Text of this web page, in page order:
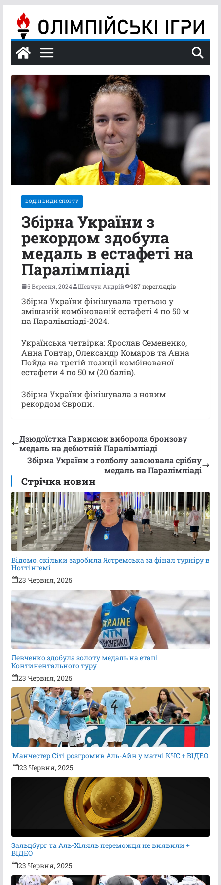
вмісту
ВОДНІ ВИДИ СПОРТУ
Збірна України з
рекордом здобула
медаль в естафеті на
Паралімпіаді
5 Вересня, 2024 Шевчук Андрій 987 переглядів
Збірна України фінішувала третьою у
змішаній комбінованій естафеті 4 по 50 м
на Паралімпіаді-2024.
Українська четвірка: Ярослав Семененко,
Анна Гонтар, Олександр Комаров та Анна
Пойда на третій позиції комбінованої
естафети 4 по 50 м (20 балів).
Збірна України фінішувала з новим
рекордом Європи.
Дзюдоїстка Гаврисюк виборола бронзову
медаль на дебютній Паралімпіаді
Збірна України з голболу завоювала срібну
медаль на Паралімпіаді
Стрічка новин
Відомо, скільки заробила Ястремська за фінал турніру в
Ноттінгемі
23 Червня, 2025
Левченко здобула золоту медаль на етапі
Континентального туру
23 Червня, 2025
Манчестер Сіті розгромив Аль-Айн у матчі КЧС + ВІДЕО
23 Червня, 2025
Зальцбург та Аль-Хіляль переможця не виявили +
ВІДЕО
23 Червня, 2025